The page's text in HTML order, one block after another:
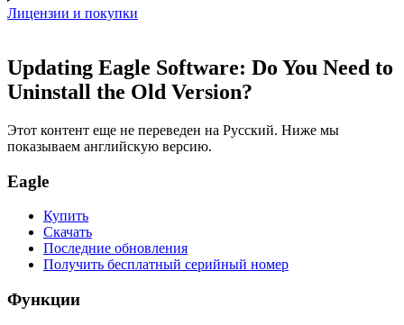
Лицензии и покупки
Updating Eagle Software: Do You Need to
Uninstall the Old Version?
Этот контент еще не переведен на Русский. Ниже мы
показываем английскую версию.
Eagle
Купить
Скачать
Последние обновления
Получить бесплатный серийный номер
Функции